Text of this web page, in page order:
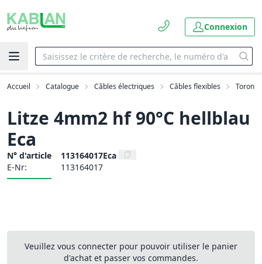
Connexion
Accueil Catalogue Câbles électriques Câbles flexibles Toron
Litze 4mm2 hf 90°C hellblau
Eca
N° d'article
113164017Eca
E-Nr:
113164017
Veuillez vous connecter pour pouvoir utiliser le panier
d'achat et passer vos commandes.